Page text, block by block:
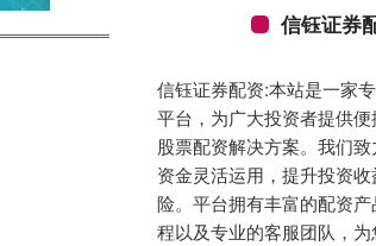
信钰证券
信钰证券配资:本站是一家
平台，为广大投资者提供
股票配资解决方案。我们
资金灵活运用，提升投资
险。平台拥有丰富的配资
程以及专业的客服团队，